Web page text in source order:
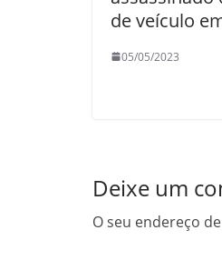
de veículo
05/05/2023
Deixe um
O seu endereço